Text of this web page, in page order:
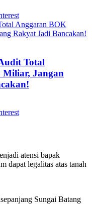
Total
Miliar, Jangan
atensi bapak
dapat legalitas atas tanah
Sungai Batang